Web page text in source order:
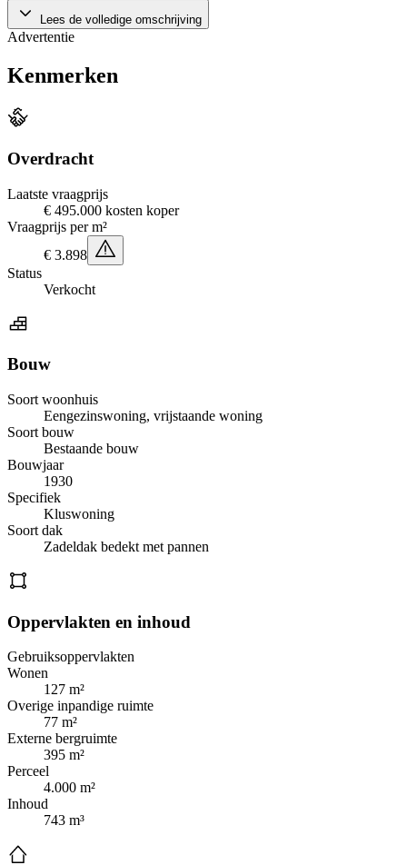
Lees de volledige omschrijving
Advertentie
Kenmerken
Overdracht
Laatste vraagprijs
€ 495.000 kosten koper
Vraagprijs per m²
€ 3.898
Status
Verkocht
Bouw
Soort woonhuis
Eengezinswoning, vrijstaande woning
Soort bouw
Bestaande bouw
Bouwjaar
1930
Specifiek
Kluswoning
Soort dak
Zadeldak bedekt met pannen
Oppervlakten en inhoud
Gebruiksoppervlakten
Wonen
127 m²
Overige inpandige ruimte
77 m²
Externe bergruimte
395 m²
Perceel
4.000 m²
Inhoud
743 m³